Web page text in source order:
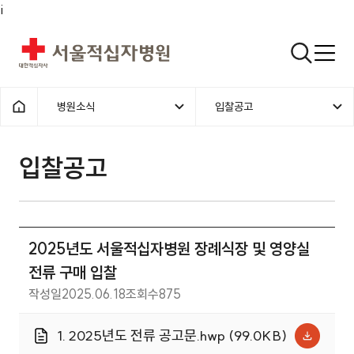
i
서울적십자병원 검색열기
홈으로 1차메뉴
병원소식 2차메뉴
입찰공고
입찰공고 | 병원소식 | 2025년도
입찰공고
2025년도 서울적십자병원 장례식장 및 영양실
전류 구매 입찰
작성일2025.06.18조회수875
1. 2025년도 전류 공고문.hwp (99.0KB)